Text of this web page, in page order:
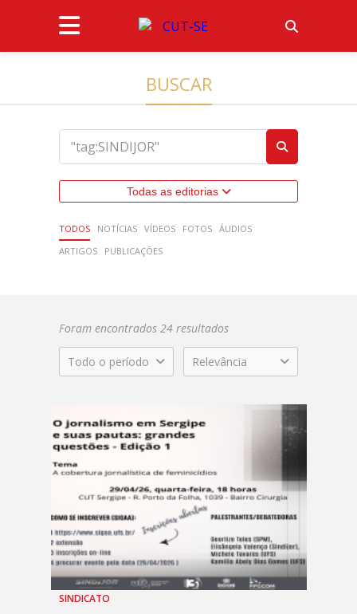
BUSCAR
Todas as editorias
TODOS NOTÍCIAS VÍDEOS FOTOS ÁUDIOS
ARTIGOS
PUBLICAÇÕES
Foram encontrados 24 resultados
Todo o período Relevância
SINDICATO